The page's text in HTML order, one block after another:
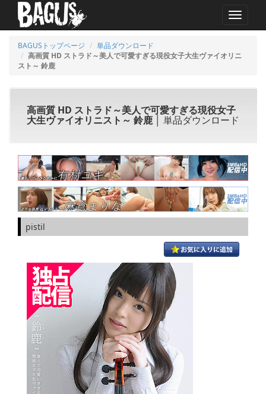
MENU
BAGUSトップページ
単品ダウンロード
高画質 HD ストラド～美人で可愛すぎる現役女子大生ヴァイオリニ
スト～ 鈴鹿
高画質 HD ストラド～美人で可愛すぎる現役女子
大生ヴァイオリニスト～ 鈴鹿│ 単品ダウンロード
pistil